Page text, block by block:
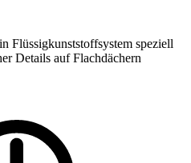
Flüssigkunststoffsystem speziell
Details auf Flachdächern